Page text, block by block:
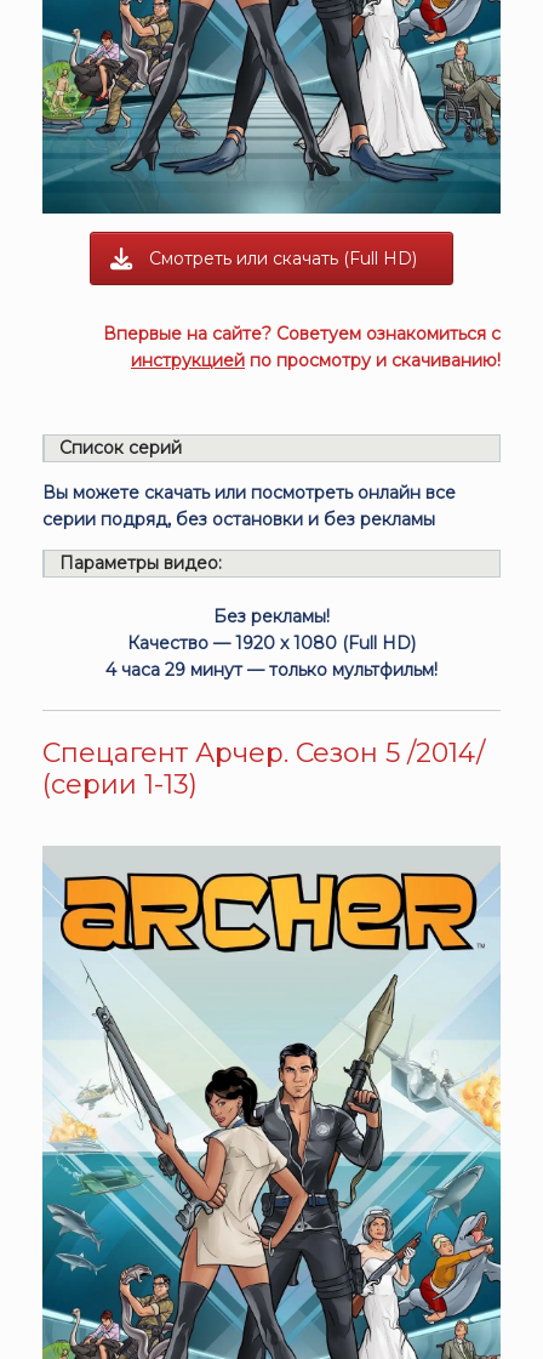
Смотреть или скачать (Full HD)
Впервые на сайте? Советуем ознакомиться с
инструкцией по просмотру и скачиванию!
Список серий
Вы можете скачать или посмотреть онлайн все
серии подряд, без остановки и без рекламы
Параметры видео:
Без рекламы!
Качество — 1920 x 1080 (Full HD)
4 часа 29 минут — только мультфильм!
Спецагент Арчер. Сезон 5 /2014/
(серии 1-13)